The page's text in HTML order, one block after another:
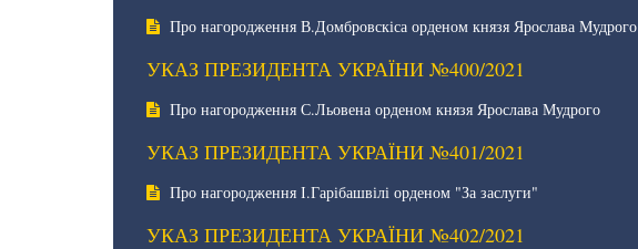
Про нагородження В.Домбровскіса орденом князя Ярослава Мудрого
УКАЗ ПРЕЗИДЕНТА УКРАЇНИ №400/2021
Про нагородження С.Льовена орденом князя Ярослава Мудрого
УКАЗ ПРЕЗИДЕНТА УКРАЇНИ №401/2021
Про нагородження І.Гарібашвілі орденом "За заслуги"
УКАЗ ПРЕЗИДЕНТА УКРАЇНИ №402/2021